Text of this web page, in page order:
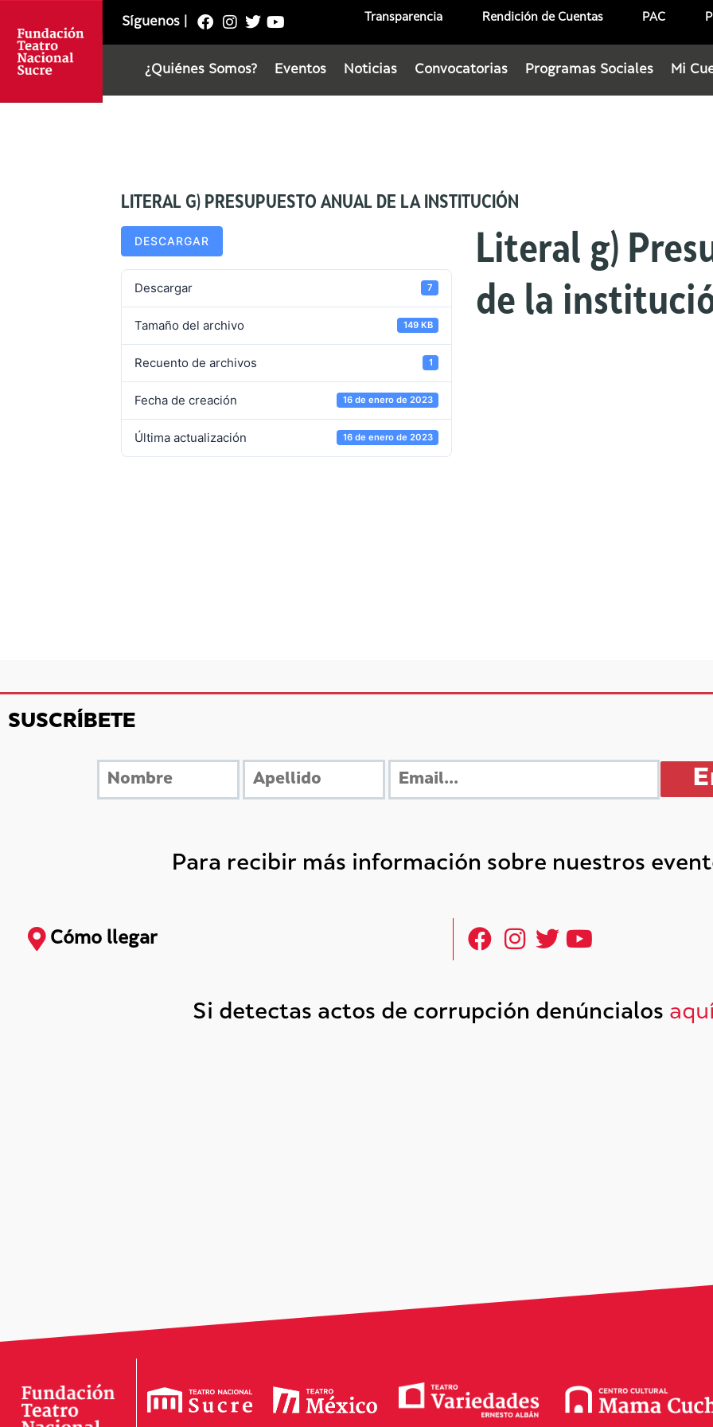
Síguenos Transparencia Rendición de Cuentas PAC
¿Quiénes Somos? Eventos Noticias Convocatorias Programas Sociales Mi
LITERAL G) PRESUPUESTO ANUAL DE LA INSTITUCIÓN
DESCARGAR
Descargar 7
Tamaño del archivo 149 KB
Recuento de archivos 1
Fecha de creación 16 de enero de 2023
Última actualización 16 de enero de 2023
Literal g)
de la
SUSCRÍBETE
Para recibir más información sobre nuestros
Cómo llegar
Si detectas actos de corrupción denúncialos aquí